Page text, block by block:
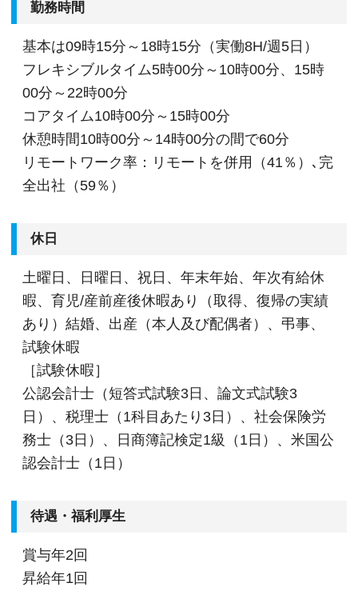
勤務時間
基本は09時15分～18時15分（実働8H/週5日）
フレキシブルタイム5時00分～10時00分、15時
00分～22時00分
コアタイム10時00分～15時00分
休憩時間10時00分～14時00分の間で60分
リモートワーク率：リモートを併用（41％）､完
全出社（59％）
休日
土曜日、日曜日、祝日、年末年始、年次有給休
暇、育児/産前産後休暇あり（取得、復帰の実績
あり）結婚、出産（本人及び配偶者）、弔事、
試験休暇
［試験休暇］
公認会計士（短答式試験3日、論文式試験3
日）、税理士（1科目あたり3日）、社会保険労
務士（3日）、日商簿記検定1級（1日）、米国公
認会計士（1日）
待遇・福利厚生
賞与年2回
昇給年1回